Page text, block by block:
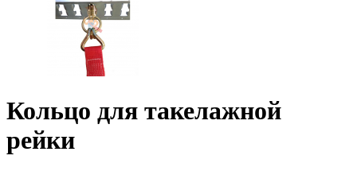
Кольцо для такелажной
рейки